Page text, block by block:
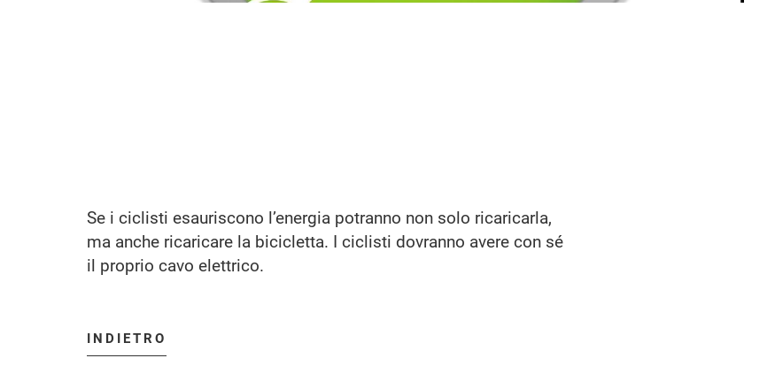
Se i ciclisti esauriscono l’energia potranno non solo ricaricarla,
ma anche ricaricare la bicicletta. I ciclisti dovranno avere con sé
il proprio cavo elettrico.
INDIETRO